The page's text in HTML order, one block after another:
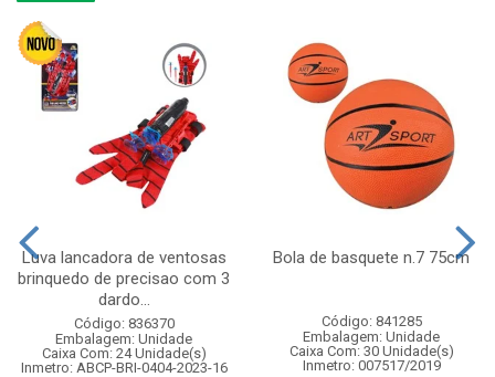
Luva lancadora de ventosas
brinquedo de precisao com 3
dardo...
Código: 836370
Embalagem: Unidade
Caixa Com: 24 Unidade(s)
Inmetro: ABCP-BRI-0404-2023-16
Bola de basquete n.7 75cm
Código: 841285
Embalagem: Unidade
Caixa Com: 30 Unidade(s)
Inmetro: 007517/2019